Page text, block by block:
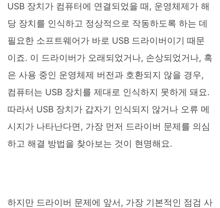
USB 장치가 컴퓨터에 연결되었을 때, 운영체제가 해
당 장치를 인식하고 정상적으로 작동하도록 하는 데
필요한 소프트웨어가 바로 USB 드라이버이기 때문
이죠. 이 드라이버가 오래되었거나, 손상되었거나, 혹
은 사용 중인 운영체제 버전과 호환되지 않을 경우,
컴퓨터는 USB 장치를 제대로 인식하지 못하게 돼요.
따라서 USB 장치가 갑자기 인식되지 않거나 오류 메
시지가 나타난다면, 가장 먼저 드라이버 문제를 의심
하고 해결 방법을 찾아보는 것이 현명해요.
하지만 드라이버 문제에 앞서, 가장 기본적인 점검 사